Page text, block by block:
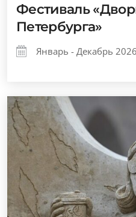
Фестиваль
Петербурга»
Январь - Декабрь 2026